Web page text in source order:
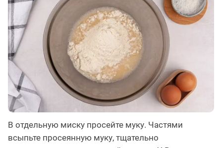
В отдельную миску просейте муку. Частями
всыпьте просеянную муку, тщательно